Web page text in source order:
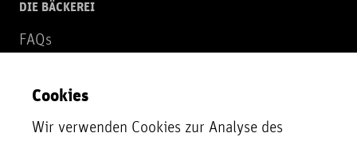
DIE BÄCKEREI
FAQs
NEWSLETTER
Zur Newsletter Anmeldung
Cookies
Wir verwenden Cookies zur Analyse des